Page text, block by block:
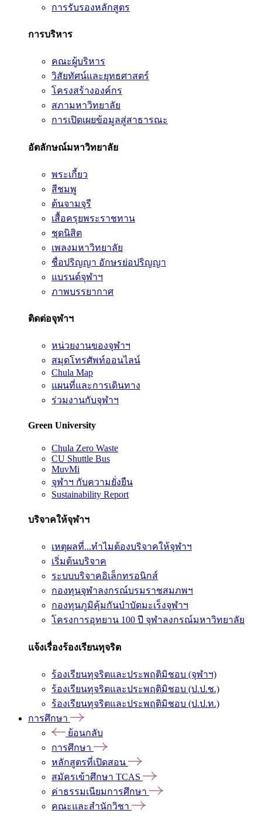
การรับรองหลักสูตร
การบริหาร
คณะผู้บริหาร
วิสัยทัศน์และยุทธศาสตร์
โครงสร้างองค์กร
สภามหาวิทยาลัย
การเปิดเผยข้อมูลสู่สาธารณะ
อัตลักษณ์มหาวิทยาลัย
พระเกี้ยว
สีชมพู
ต้นจามจุรี
เสื้อครุยพระราชทาน
ชุดนิสิต
เพลงมหาวิทยาลัย
ชื่อปริญญา อักษรย่อปริญญา
แบรนด์จุฬาฯ
ภาพบรรยากาศ
ติดต่อจุฬาฯ
หน่วยงานของจุฬาฯ
สมุดโทรศัพท์ออนไลน์
Chula Map
แผนที่และการเดินทาง
ร่วมงานกับจุฬาฯ
Green University
Chula Zero Waste
CU Shuttle Bus
MuvMi
จุฬาฯ กับความยั่งยืน
Sustainability Report
บริจาคให้จุฬาฯ
เหตุผลที่...ทำไมต้องบริจาคให้จุฬาฯ
เริ่มต้นบริจาค
ระบบบริจาคอิเล็กทรอนิกส์
กองทุนจุฬาลงกรณ์บรมราชสมภพฯ
กองทุนภูมิคุ้มกันบำบัดมะเร็งจุฬาฯ
โครงการอุทยาน 100 ปี จุฬาลงกรณ์มหาวิทยาลัย
แจ้งเรื่องร้องเรียนทุจริต
ร้องเรียนทุจริตและประพฤติมิชอบ (จุฬาฯ)
ร้องเรียนทุจริตและประพฤติมิชอบ (ป.ป.ช.)
ร้องเรียนทุจริตและประพฤติมิชอบ (ป.ป.ท.)
การศึกษา
ย้อนกลับ
การศึกษา
หลักสูตรที่เปิดสอน
สมัครเข้าศึกษา TCAS
ค่าธรรมเนียมการศึกษา
คณะและสำนักวิชา